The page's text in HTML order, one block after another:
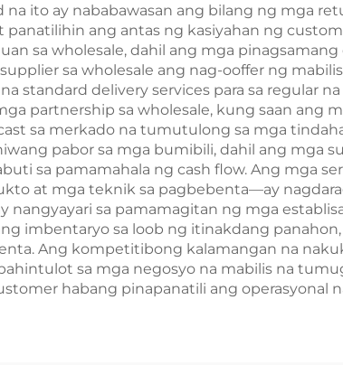
ito ay nababawasan ang bilang ng mga
ang antas ng kasiyahan ng
sa wholesale, dahil ang mga pinagsamang
sa wholesale ang nag-ooffer ng mabilis
standard delivery services para sa regular
partnership sa wholesale, kung saan ang
sa merkado na tumutulong sa mga
pabor sa mga bumibili, dahil ang mga
sa pamamahala ng cash flow. Ang mga
at mga teknik sa pagbebenta—ay
sa pamamagitan ng mga
imbentaryo sa loob ng itinakdang panahon,
Ang kompetitibong kalamangan na
sa mga negosyo na mabilis na
habang pinapanatili ang operasyonal